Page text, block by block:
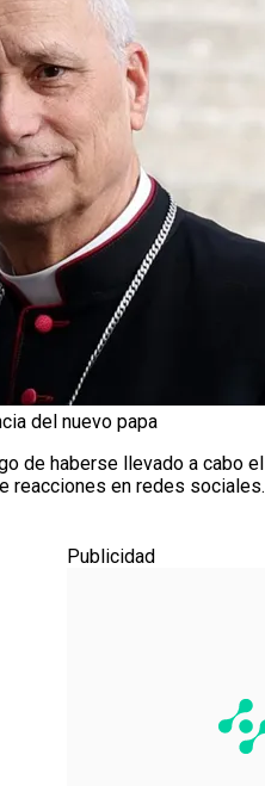
del nuevo papa
de haberse llevado a cabo el
reacciones en redes sociales.
Publicidad